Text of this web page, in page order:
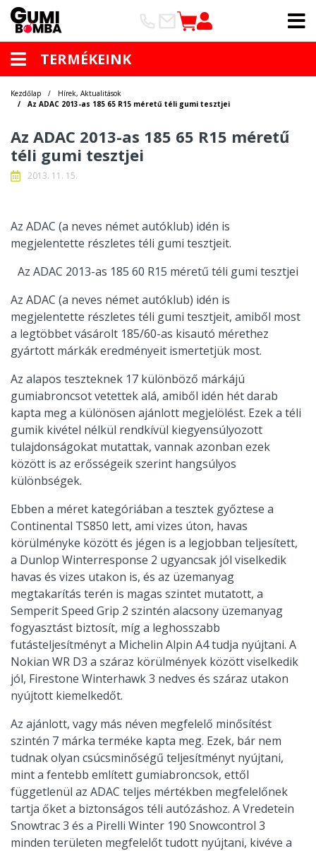
TERMÉKEINK
Kezdőlap
Hírek, Aktualitások
Az ADAC 2013-as 185 65 R15 méretű téli gumi tesztjei
Az ADAC 2013-as 185 65 R15 méretű
téli gumi tesztjei
2013. 11. 15.
Az ADAC (a neves német autóklub) idén is
megjelentette részletes téli gumi tesztjeit.
Az ADAC 2013-as 185 60 R15 méretű téli gumi tesztjei
Az ADAC (a neves német autóklub) idén is
megjelentette részletes téli gumi tesztjeit, amiből most
a legtöbbet vásárolt 185/60-as kisautó mérethez
gyártott márkák eredményeit ismertetjük most.
Az alapos teszteknek 17 különböző márkájú
gumiabroncsot vetettek alá, amiből idén hét darab
kapta meg a különösen ajánlott megjelölést. Ezek a téli
gumik kivétel nélkül rendkívül kiegyensúlyozott
tulajdonságokat mutattak, vannak azonban ezek
között is az erősségeik szerint hangsúlyos
különbségek.
Ebben a méret kategóriában a tesztek győztese a
Continental TS850 lett, ami vizes úton, havas
körülményke között és jégen is a legjobban teljesített,
a Dunlop Winterresponse 2 ugyancsak jól viselkedik
havas és vizes utakon is, és az üzemanyag
megtakarítás terén is magas szintet mutatott, a
Semperit Speed Grip 2 szintén alacsony üzemanyag
fogyasztást biztosít, míg a leghosszabb
futásteljesítményt a Michelin Alpin A4 tudja nyújtani. A
Nokian WR D3 a száraz körülmények között viselkedik
jól, Firestone Winterhawk 3 nedves és száraz utakon
nyújtott kiemelkedőt.
Az ajánlott, vagy más néven megfelelő minősítést
szintén 7 márka terméke kapta meg. Ezek, bár nem
tudnak olyan csúcsminőségű teljesítményt nyújtani,
mint a fentebb említett gumiabroncsok, ettől
függetlenül az ADAC teljes mértékben megfelelőnek
tartja őket a biztonságos téli autózáshoz. A Vredetein
Snowtrac 3 és a Pirelli Winter 190 Snowcontrol 3
minden területen megfelelőt tudott nyújtani, kivéve a